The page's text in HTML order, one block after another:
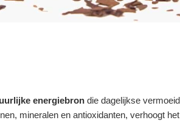
energiebron die dagelijkse
mineralen en antioxidanten, verhoogt